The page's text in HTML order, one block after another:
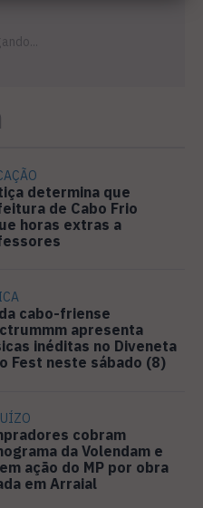
determina que
de Cabo Frio
horas extras a
cabo-friense
apresenta
inéditas no Diveneta
Fest neste sábado (8)
cobram
da Volendam e
ação do MP por obra
em Arraial